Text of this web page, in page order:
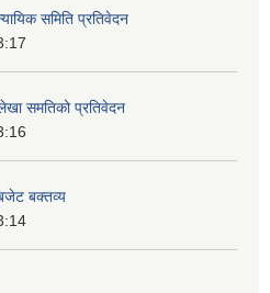
समिति प्रतिवेदन
समतिको प्रतिवेदन
बक्तव्य